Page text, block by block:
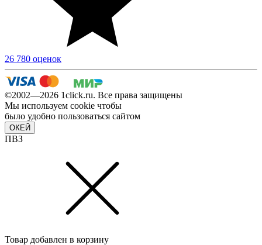
26 780 оценок
©2002—2026 1сlick.ru. Все права защищены
Мы используем cookie чтобы
было удобно пользоваться сайтом
ОКЕЙ
ПВЗ
Товар добавлен в корзину